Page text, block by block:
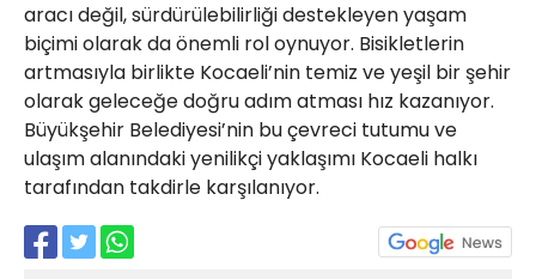
aracı değil, sürdürülebilirliği destekleyen yaşam
biçimi olarak da önemli rol oynuyor. Bisikletlerin
artmasıyla birlikte Kocaeli’nin temiz ve yeşil bir şehir
olarak geleceğe doğru adım atması hız kazanıyor.
Büyükşehir Belediyesi’nin bu çevreci tutumu ve
ulaşım alanındaki yenilikçi yaklaşımı Kocaeli halkı
tarafından takdirle karşılanıyor.